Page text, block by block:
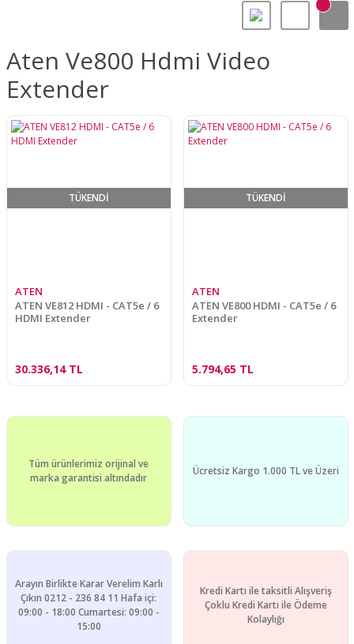
Aten Ve800 Hdmi Video
Extender
TÜKENDİ
ATEN
ATEN VE812 HDMI - CAT5e / 6
HDMI Extender
30.336,14 TL
TÜKENDİ
ATEN
ATEN VE800 HDMI - CAT5e / 6
Extender
5.794,65 TL
Tüm ürünlerimiz orijinal ve
marka garantisi altındadır
Ücretsiz Kargo 1.000 TL ve Üzeri
Arayın Birlikte Karar Verelim Karlı
Çıkın 0212 - 236 84 11 Hafa içi:
09:00 - 18:00 Cumartesi: 09:00 -
15:00
Kredi Kartı ile taksitli Alışveriş
Çoklu Kredi Kartı ile Ödeme
Kolaylığı